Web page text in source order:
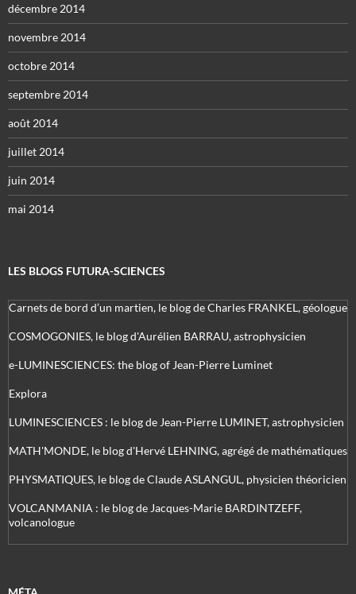
décembre 2014
novembre 2014
octobre 2014
septembre 2014
août 2014
juillet 2014
juin 2014
mai 2014
LES BLOGS FUTURA-SCIENCES
Carnets de bord d’un martien, le blog de Charles FRANKEL, géologue
COSMOGONIES, le blog d'Aurélien BARRAU, astrophysicien
e-LUMINESCIENCES: the blog of Jean-Pierre Luminet
Explora
LUMINESCIENCES : le blog de Jean-Pierre LUMINET, astrophysicien
MATH'MONDE, le blog d'Hervé LEHNING, agrégé de mathématiques
PHYSMATIQUES, le blog de Claude ASLANGUL, physicien théoricien
VOLCANMANIA : le blog de Jacques-Marie BARDINTZEFF,
volcanologue